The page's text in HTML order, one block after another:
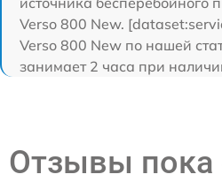
Verso 800 New.
Verso 800 New по нашей
занимает 2 часа при
Отзывы пока